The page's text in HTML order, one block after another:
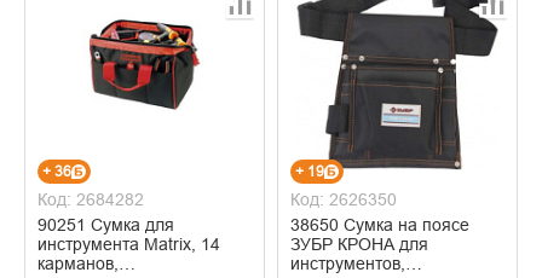
+ 36
Код: 2684282
90251 Сумка для
инструмента Matrix, 14
карманов,
+ 19
Код: 2626350
38650 Сумка на поясе
ЗУБР КРОНА для
инструментов,